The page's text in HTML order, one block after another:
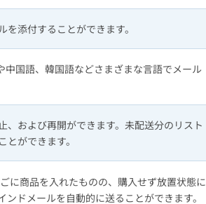
添付することができます。
中国語、韓国語などさまざまな言語でメール
、および再開ができます。未配送分のリスト
ができます。
に商品を入れたものの、購入せず放置状態に
ンドメールを自動的に送ることができます。